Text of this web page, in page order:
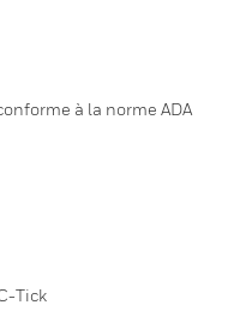
à la norme ADA
Tick